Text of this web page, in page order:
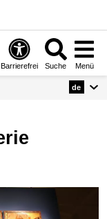
Barrierefrei Suche Menü
de